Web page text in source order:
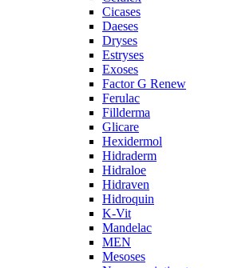
Cicases
Daeses
Dryses
Estryses
Exoses
Factor G Renew
Ferulac
Fillderma
Glicare
Hexidermol
Hidraderm
Hidraloe
Hidraven
Hidroquin
K-Vit
Mandelac
MEN
Mesoses